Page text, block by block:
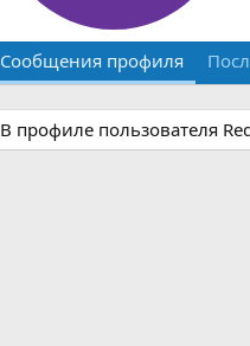
Сообщения профиля
В профиле пользователя